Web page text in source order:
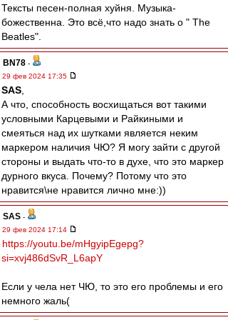
Тексты песен-полная хуйня. Музыка-
божественна. Это всё,что надо знать о " The
Beatles".
BN78 -
29 фев 2024 17:35
SAS
А что, способность восхищаться вот такими
условными Карцевыми и Райкиными и
смеяться над их шутками является неким
маркером наличия ЧЮ? Я могу зайти с другой
стороны и выдать что-то в духе, что это маркер
дурного вкуса. Почему? Потому что это
нравится\не нравится лично мне:))
SAS -
29 фев 2024 17:14
https://youtu.be/mHgyipEgepg?
si=xvj486dSvR_L6apY
Если у чела нет ЧЮ, то это его проблемы и его
немного жаль(